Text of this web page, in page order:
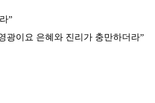
”
광이요 은혜와 진리가 충만하더라”